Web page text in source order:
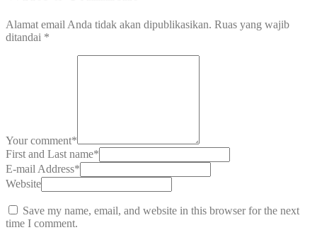
Alamat email Anda tidak akan dipublikasikan. Ruas yang wajib
ditandai *
Your comment*
First and Last name*
E-mail Address*
Website
Save my name, email, and website in this browser for the next
time I comment.